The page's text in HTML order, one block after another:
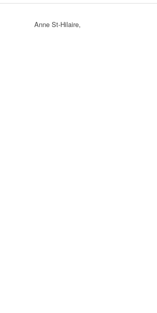
Anne St-Hilaire,